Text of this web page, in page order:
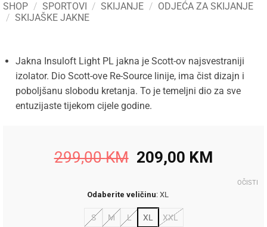
SHOP / SPORTOVI / SKIJANJE / ODJEĆA ZA SKIJANJE
/ SKIJAŠKE JAKNE
Jakna Insuloft Light PL jakna je Scott-ov najsvestraniji
izolator. Dio Scott-ove Re-Source linije, ima čist dizajn i
poboljšanu slobodu kretanja. To je temeljni dio za sve
entuzijaste tijekom cijele godine.
299,00KM Original
price
299,00 KM.
209,00 KM
Odaberite veličinu: XL
S M L XL XXL
OČISTI